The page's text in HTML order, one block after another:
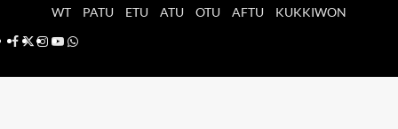
WT PATU ETU ATU OTU AFTU
KUKKIWON
Facebook
X Instagram
YouTube
Whatsapp